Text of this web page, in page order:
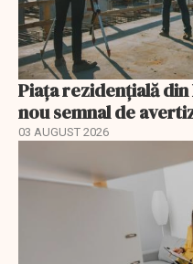
Piața rezidențială
nou semnal de
03 AUGUST 2026